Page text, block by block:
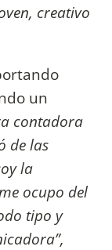
creativo
un
contadora
de las
la
ocupo del
tipo y